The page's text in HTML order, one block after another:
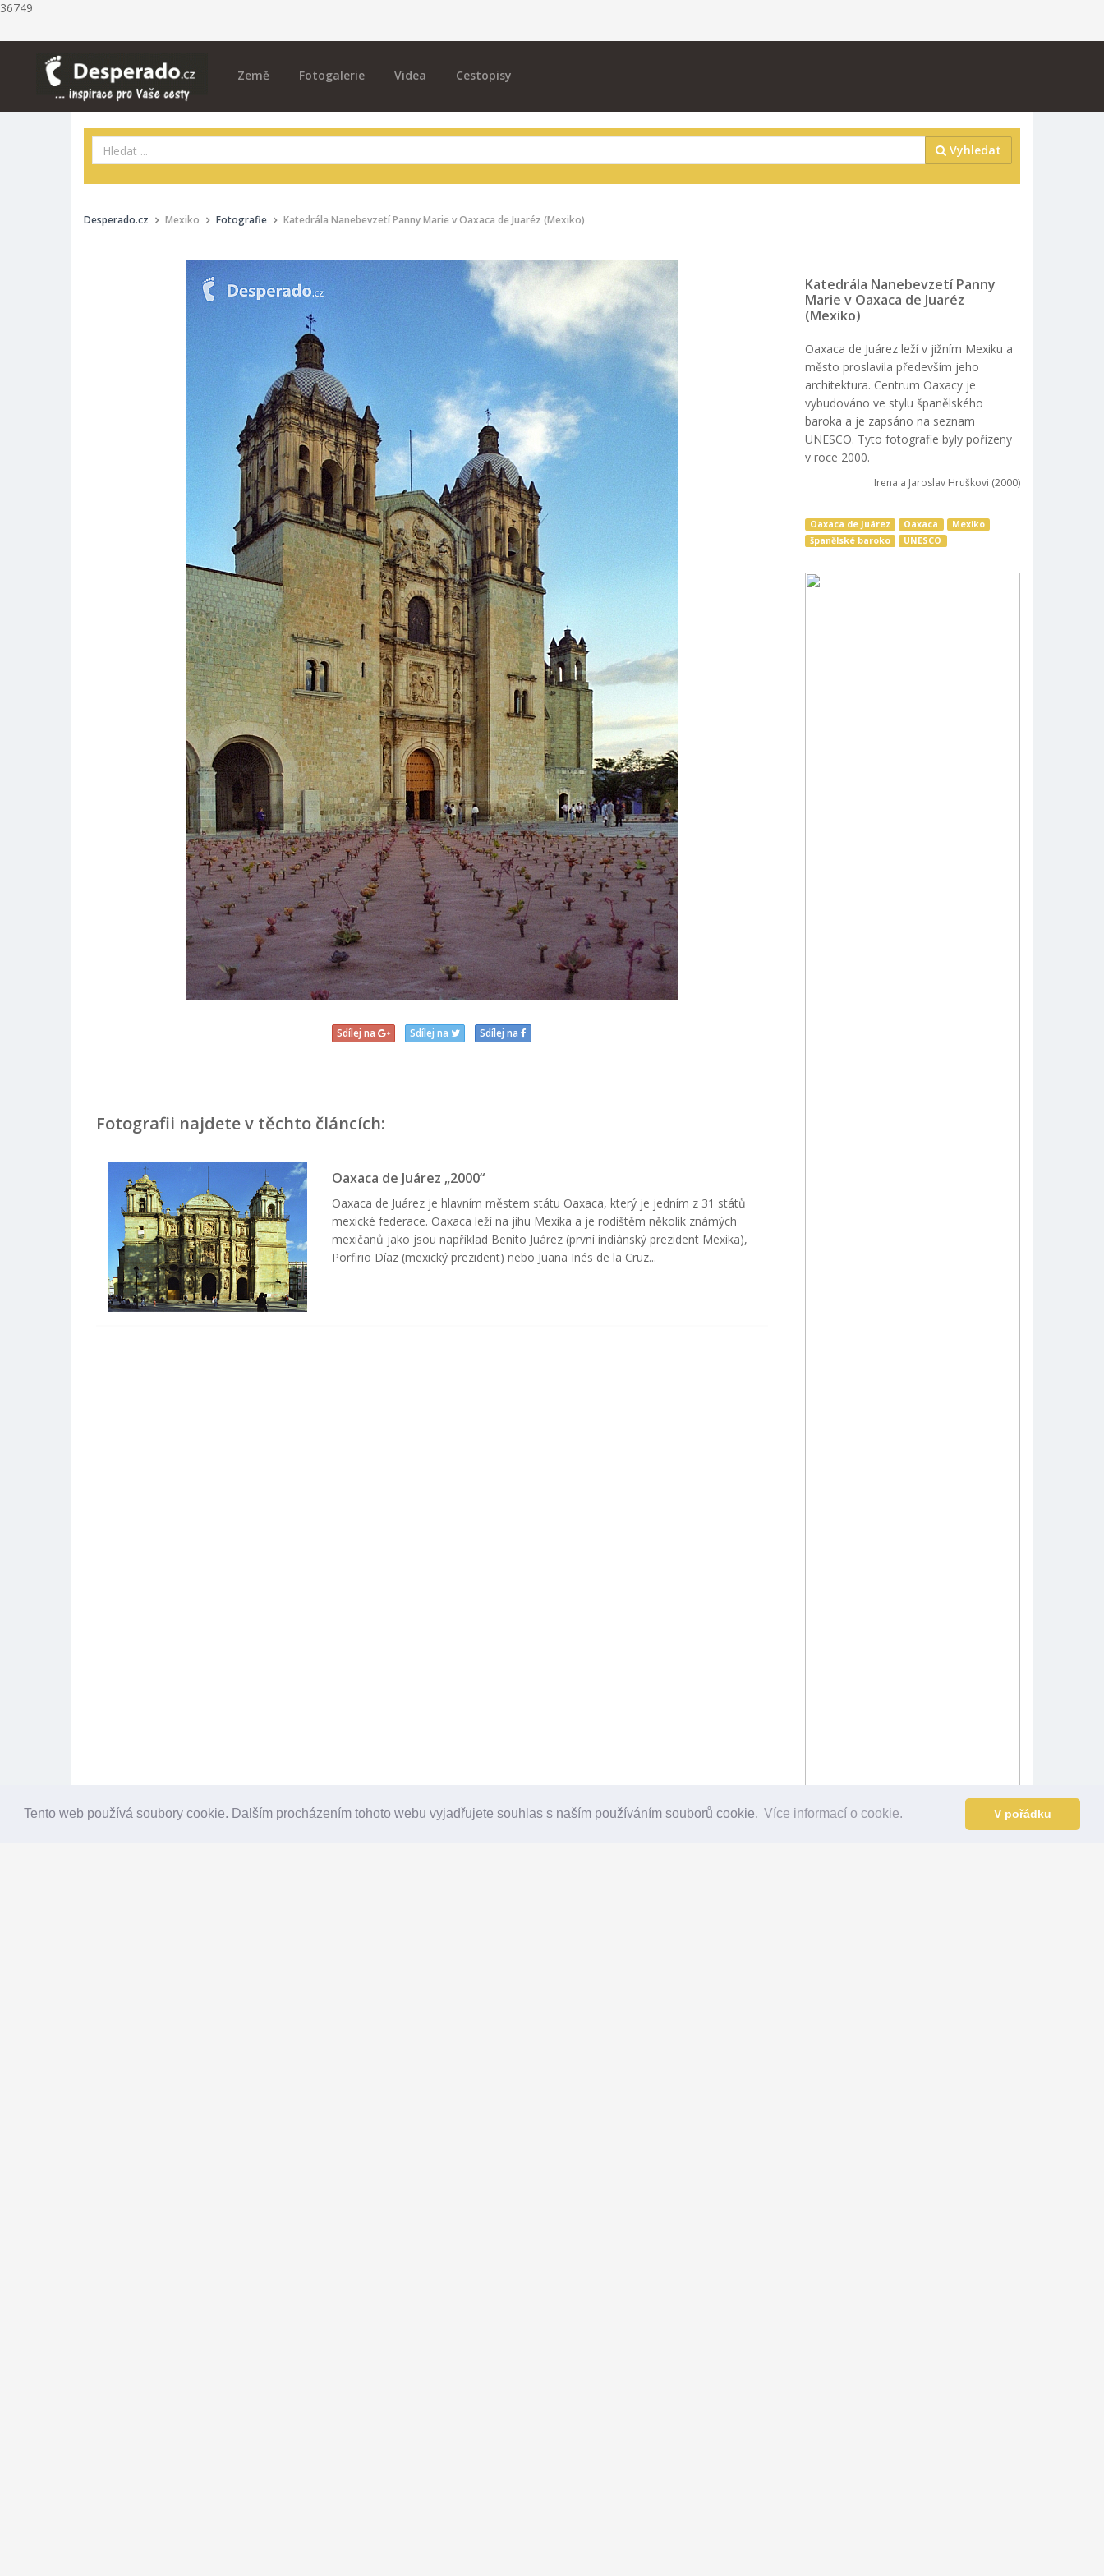
Tento web používá soubory cookie. Dalším procházením tohoto webu vyjadřujete souhlas s naším používáním souborů cookie. Více informací o cookie. V pořádku
36749
Země Fotogalerie Videa Cestopisy
Vyhledat
Desperado.cz Mexiko Fotografie Katedrála Nanebevzetí Panny Marie v Oaxaca de Juaréz (Mexiko)
Sdílej na Sdílej na Sdílej na
Fotografii najdete v těchto článcích:
Oaxaca de Juárez „2000“
Oaxaca de Juárez je hlavním městem státu Oaxaca, který je jedním z 31 států
mexické federace. Oaxaca leží na jihu Mexika a je rodištěm několik známých
mexičanů jako jsou například Benito Juárez (první indiánský prezident Mexika),
Porfirio Díaz (mexický prezident) nebo Juana Inés de la Cruz...
Katedrála Nanebevzetí Panny
Marie v Oaxaca de Juaréz
(Mexiko)
Oaxaca de Juárez leží v jižním Mexiku a
město proslavila především jeho
architektura. Centrum Oaxacy je
vybudováno ve stylu španělského
baroka a je zapsáno na seznam
UNESCO. Tyto fotografie byly pořízeny
v roce 2000.
Irena a Jaroslav Hruškovi (2000)
Oaxaca de Juárez Oaxaca
Mexiko
španělské baroko
UNESCO